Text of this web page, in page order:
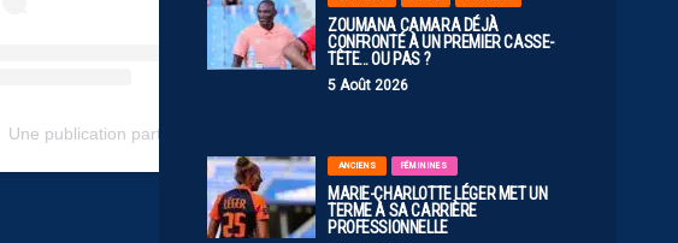
ZOUMANA CAMARA DÉJÀ
CONFRONTÉ À UN PREMIER CASSE-
TÊTE… OU PAS ?
5 Août 2026
ANCIENS FÉMININES
MARIE-CHARLOTTE LÉGER MET UN
TERME À SA CARRIÈRE
PROFESSIONNELLE
Une publication partagée par Arkema Première Ligue (@arkemapl)